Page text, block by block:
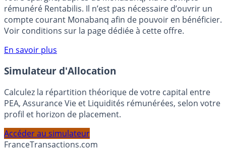
Bénéficiez de cette offre de placement sans risque pour
votre épargne, auprès de Monabanq, via le compte
rémunéré Rentabilis. Il n’est pas nécessaire d’ouvrir un
compte courant Monabanq afin de pouvoir en bénéficier.
Voir conditions sur la page dédiée à cette offre.
En savoir plus
Simulateur d'Allocation
Calculez la répartition théorique de votre capital entre
profil et horizon de placement.